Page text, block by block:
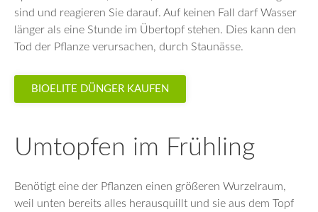
sind und reagieren Sie darauf. Auf keinen Fall darf Wasser
länger als eine Stunde im Übertopf stehen. Dies kann den
Tod der Pflanze verursachen, durch Staunässe.
BIOELITE DÜNGER KAUFEN
Umtopfen im Frühling
Benötigt eine der Pflanzen einen größeren Wurzelraum,
weil unten bereits alles herausquillt und sie aus dem Topf